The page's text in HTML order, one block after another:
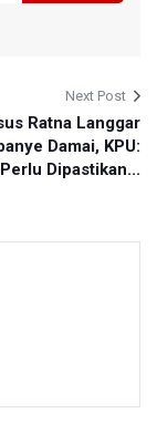
Next Post
Ratna Langgar
Damai, KPU:
Dipastikan...